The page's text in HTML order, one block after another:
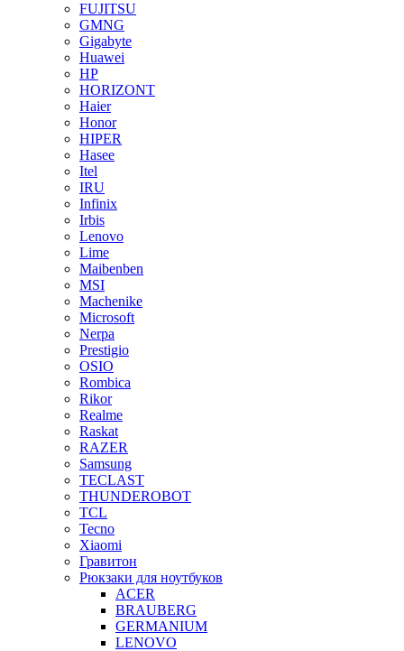
FUJITSU
GMNG
Gigabyte
Huawei
HP
HORIZONT
Haier
Honor
HIPER
Hasee
Itel
IRU
Infinix
Irbis
Lenovo
Lime
Maibenben
MSI
Machenike
Microsoft
Nerpa
Prestigio
OSIO
Rombica
Rikor
Realme
Raskat
RAZER
Samsung
TECLAST
THUNDEROBOT
TCL
Tecno
Xiaomi
Гравитон
Рюкзаки для ноутбуков
ACER
BRAUBERG
GERMANIUM
LENOVO